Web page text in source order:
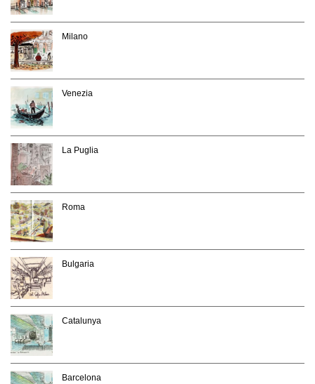
Milano
Venezia
La Puglia
Roma
Bulgaria
Catalunya
Barcelona